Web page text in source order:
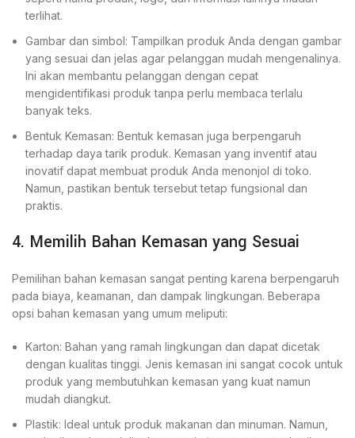
terlihat.
Gambar dan simbol: Tampilkan produk Anda dengan gambar
yang sesuai dan jelas agar pelanggan mudah mengenalinya.
Ini akan membantu pelanggan dengan cepat
mengidentifikasi produk tanpa perlu membaca terlalu
banyak teks.
Bentuk Kemasan: Bentuk kemasan juga berpengaruh
terhadap daya tarik produk. Kemasan yang inventif atau
inovatif dapat membuat produk Anda menonjol di toko.
Namun, pastikan bentuk tersebut tetap fungsional dan
praktis.
4. Memilih Bahan Kemasan yang Sesuai
Pemilihan bahan kemasan sangat penting karena berpengaruh
pada biaya, keamanan, dan dampak lingkungan. Beberapa
opsi bahan kemasan yang umum meliputi:
Karton: Bahan yang ramah lingkungan dan dapat dicetak
dengan kualitas tinggi. Jenis kemasan ini sangat cocok untuk
produk yang membutuhkan kemasan yang kuat namun
mudah diangkut.
Plastik: Ideal untuk produk makanan dan minuman. Namun,